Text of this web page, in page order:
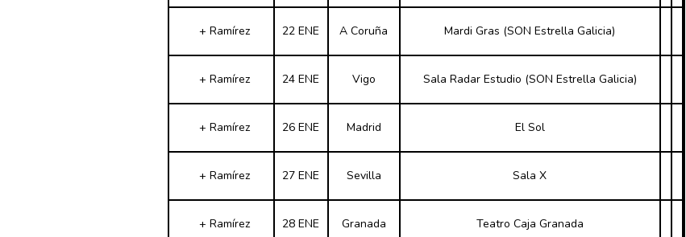
+ Ramírez 22 ENE A Coruña Mardi Gras (SON Estrella Galicia)
+ Ramírez 24 ENE Vigo Sala Radar Estudio (SON Estrella Galicia)
+ Ramírez 26 ENE Madrid El Sol
+ Ramírez 27 ENE Sevilla Sala X
+ Ramírez 28 ENE Granada Teatro Caja Granada